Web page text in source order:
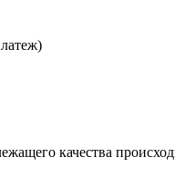
качества